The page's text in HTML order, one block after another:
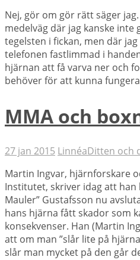
Nej, gör om gör rätt säger
medelväg där jag kanske inte
tegelsten i fickan, men där
telefonen fastlimmad i
hjärnan att få varva ner och
behöver för att kunna
MMA och
27 jan 2015 LinnéaDitten och
Martin Ingvar, hjärnforskare
Institutet, skriver idag att han
Mauler” Gustafsson nu
hans hjärna fått skador som
konsekvenser. Han (Martin
att om man ”slår lite på
slår man mycket på den går